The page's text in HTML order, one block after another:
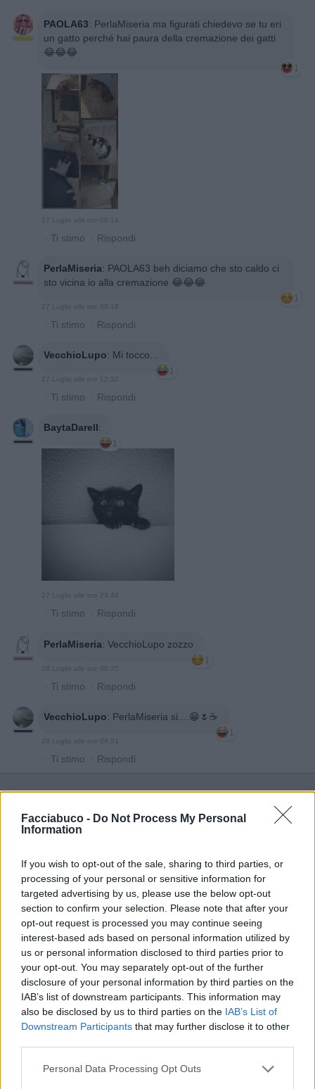
Facciabuco - Do Not Process My Personal
Information
If you wish to opt-out of the sale, sharing to third parties, or
processing of your personal or sensitive information for
targeted advertising by us, please use the below opt-out
section to confirm your selection. Please note that after your
opt-out request is processed you may continue seeing
interest-based ads based on personal information utilized by
us or personal information disclosed to third parties prior to
your opt-out. You may separately opt-out of the further
disclosure of your personal information by third parties on the
IAB’s list of downstream participants. This information may
also be disclosed by us to third parties on the IAB’s List of
Downstream Participants that may further disclose it to other
Personal Data Processing Opt Outs
PAOLA63: PerlaMiseria ma figurati chiedevo se tu eri
un gatto perché hai paura della cremazione dei gatti
😂😂😂
1
27 Luglio alle ore 09:14
· Ti stimo · Rispondi
PerlaMiseria: PAOLA63 beh diciamo che sto caldo ci
sto vicina io alla cremazione 😂😂😂
1
27 Luglio alle ore 09:18
· Ti stimo · Rispondi
VecchioLupo: Mi tocco...
1
27 Luglio alle ore 12:32
· Ti stimo · Rispondi
BaytaDarell:
1
27 Luglio alle ore 23:44
· Ti stimo · Rispondi
PerlaMiseria: VecchioLupo zozzo
1
· Ti stimo · Rispondi
VecchioLupo: PerlaMiseria si....😁🌷☕
1
· Ti stimo · Rispondi
Chiacchiera
hamilton89 livello 13
26 Luglio